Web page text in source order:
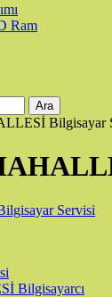
Ram
Bilgisayar
Bilgisayarcı